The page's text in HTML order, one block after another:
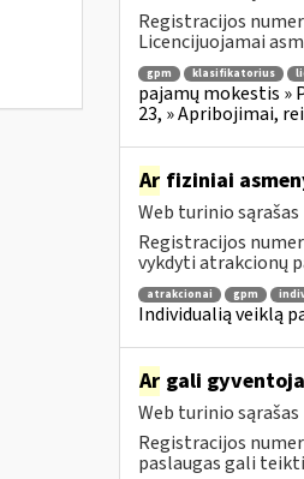
Registracijos
Licencijuojamai
gpm klasifikatorius
pajamų mokestis »
23, » Apribojimai,
Arfiziniai
Web turinio sąrašas
Registracijos
vykdyti atrakcionų
atrakcionai gpm
Individualią veiklą
Argali
Web turinio sąrašas
Registracijos
paslaugas gali teikti